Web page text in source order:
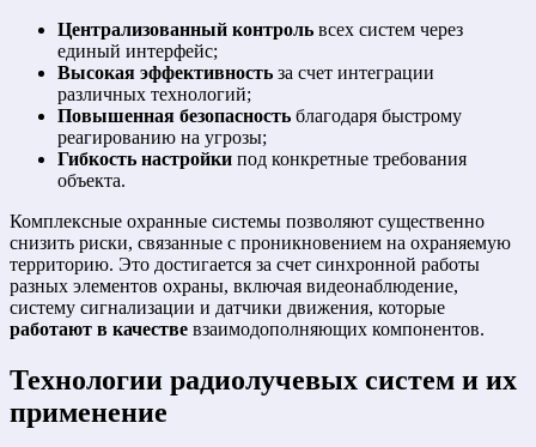
Централизованный контроль всех систем через
единый интерфейс;
Высокая эффективность за счет интеграции
различных технологий;
Повышенная безопасность благодаря быстрому
реагированию на угрозы;
Гибкость настройки под конкретные требования
объекта.
Комплексные охранные системы позволяют существенно
снизить риски, связанные с проникновением на охраняемую
территорию. Это достигается за счет синхронной работы
разных элементов охраны, включая видеонаблюдение,
систему сигнализации и датчики движения, которые
работают в качестве взаимодополняющих компонентов.
Технологии радиолучевых систем и их
применение